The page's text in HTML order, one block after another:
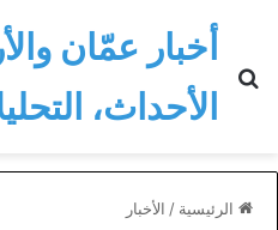
أخبار عمّان
الأحداث،
الرئيسية / الأخبار